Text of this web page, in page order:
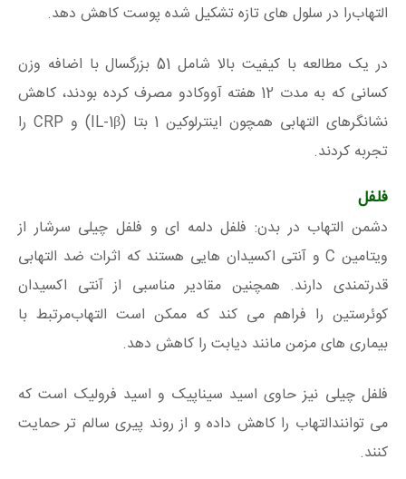
التهاب‌را در سلول های تازه تشکیل شده پوست کاهش دهد.
در یک مطالعه با کیفیت بالا شامل 51 بزرگسال با اضافه وزن
کسانی که به مدت 12 هفته آووکادو مصرف کرده بودند، کاهش
نشانگرهای التهابی همچون اینترلوکین 1 بتا (IL-1β) و CRP را
تجربه کردند.
فلفل
دشمن التهاب در بدن: فلفل دلمه ای و فلفل چیلی سرشار از
ویتامین C و آنتی اکسیدان هایی هستند که اثرات ضد التهابی
قدرتمندی دارند. همچنین مقادیر مناسبی از آنتی‌ اکسیدان
کوئرستین را فراهم می‌ کند که ممکن است التهاب‌مرتبط با
بیماری‌ های مزمن مانند دیابت را کاهش دهد.
فلفل چیلی نیز حاوی اسید سیناپیک و اسید فرولیک است که
می توانندالتهاب را کاهش داده و از روند پیری سالم‌ تر حمایت
کنند.